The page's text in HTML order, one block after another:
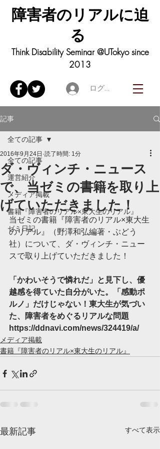
障害者の リアルに迫
る
Think Disability Seminar @UTokyo since
2013
ログイン
記事
全ての記事
運営紹介
メディア掲載
書籍『障害者のリアル×東大生のリアル』
ゼミ日記
全ての記事
ダ・ヴィンチ・ニュース
で、当ゼミの書籍を取り上
げていただきました！
2016年9月24日 読了時間: 1分
当ゼミの書籍『障害者のリアル×東大生
のリアル』（野澤和弘編著・ぶどう
社）について、ダ・ヴィンチ・ニュー
スで取り上げていただきました！
「かわいそうで憐れだ」と見下し、優
越感を得ていた自分がいた。「感動ポ
ルノ」だけじゃない！東大生が気づい
た、障害者をめぐるリアルな問題
https://ddnavi.com/news/324419/a/
メディア掲載
書籍『障害者のリアル×東大生のリアル』
最新記事 すべて表示